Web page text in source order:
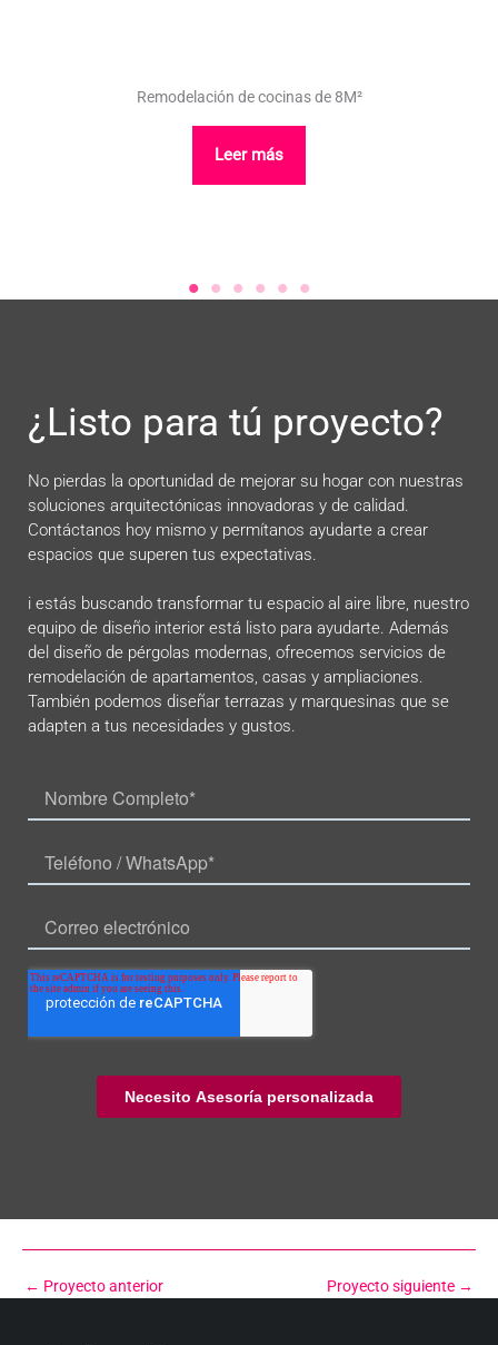
Remodelación de cocinas de 8M²
Leer más
¿Listo para tú proyecto?
No pierdas la oportunidad de mejorar su hogar con nuestras
soluciones arquitectónicas innovadoras y de calidad.
Contáctanos hoy mismo y permítanos ayudarte a crear
espacios que superen tus expectativas.
i estás buscando transformar tu espacio al aire libre, nuestro
equipo de diseño interior está listo para ayudarte. Además
del diseño de pérgolas modernas, ofrecemos servicios de
remodelación de apartamentos, casas y ampliaciones.
También podemos diseñar terrazas y marquesinas que se
adapten a tus necesidades y gustos.
← Proyecto anterior Proyecto siguiente →